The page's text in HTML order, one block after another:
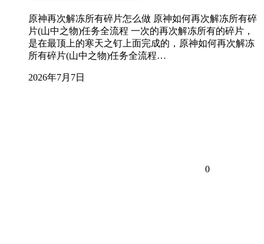
原神再次解冻所有碎片怎么做 原神如何再次解冻所有碎
片(山中之物)任务全流程 一次的再次解冻所有的碎片，
是在最顶上的寒天之钉上面完成的，原神如何再次解冻
所有碎片(山中之物)任务全流程…
2026年7月7日
0